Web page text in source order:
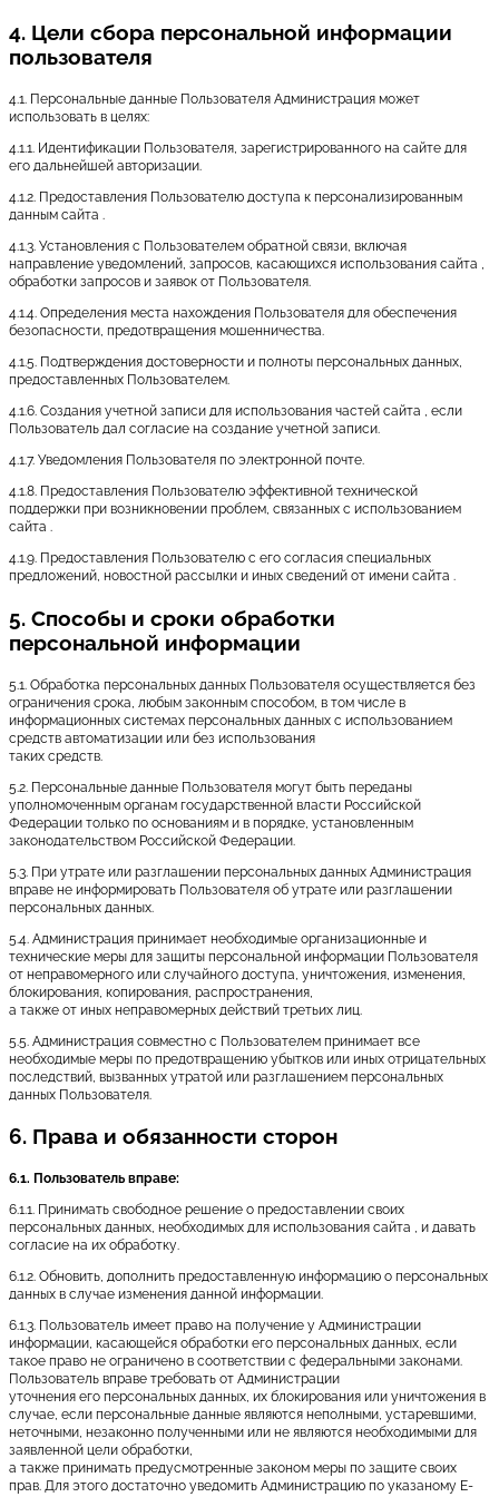
4. Цели сбора персональной информации
пользователя
4.1. Персональные данные Пользователя Администрация может
использовать в целях:
4.1.1. Идентификации Пользователя, зарегистрированного на сайте для
его дальнейшей авторизации.
4.1.2. Предоставления Пользователю доступа к персонализированным
данным сайта .
4.1.3. Установления с Пользователем обратной связи, включая
направление уведомлений, запросов, касающихся использования сайта ,
обработки запросов и заявок от Пользователя.
4.1.4. Определения места нахождения Пользователя для обеспечения
безопасности, предотвращения мошенничества.
4.1.5. Подтверждения достоверности и полноты персональных данных,
предоставленных Пользователем.
4.1.6. Создания учетной записи для использования частей сайта , если
Пользователь дал согласие на создание учетной записи.
4.1.7. Уведомления Пользователя по электронной почте.
4.1.8. Предоставления Пользователю эффективной технической
поддержки при возникновении проблем, связанных с использованием
сайта .
4.1.9. Предоставления Пользователю с его согласия специальных
предложений, новостной рассылки и иных сведений от имени сайта .
5. Способы и сроки обработки
персональной информации
5.1. Обработка персональных данных Пользователя осуществляется без
ограничения срока, любым законным способом, в том числе в
информационных системах персональных данных с использованием
средств автоматизации или без использования
таких средств.
5.2. Персональные данные Пользователя могут быть переданы
уполномоченным органам государственной власти Российской
Федерации только по основаниям и в порядке, установленным
законодательством Российской Федерации.
5.3. При утрате или разглашении персональных данных Администрация
вправе не информировать Пользователя об утрате или разглашении
персональных данных.
5.4. Администрация принимает необходимые организационные и
технические меры для защиты персональной информации Пользователя
от неправомерного или случайного доступа, уничтожения, изменения,
блокирования, копирования, распространения,
а также от иных неправомерных действий третьих лиц.
5.5. Администрация совместно с Пользователем принимает все
необходимые меры по предотвращению убытков или иных отрицательных
последствий, вызванных утратой или разглашением персональных
данных Пользователя.
6. Права и обязанности сторон
6.1. Пользователь вправе:
6.1.1. Принимать свободное решение о предоставлении своих
персональных данных, необходимых для использования сайта , и давать
согласие на их обработку.
6.1.2. Обновить, дополнить предоставленную информацию о персональных
данных в случае изменения данной информации.
6.1.3. Пользователь имеет право на получение у Администрации
информации, касающейся обработки его персональных данных, если
такое право не ограничено в соответствии с федеральными законами.
Пользователь вправе требовать от Администрации
уточнения его персональных данных, их блокирования или уничтожения в
случае, если персональные данные являются неполными, устаревшими,
неточными, незаконно полученными или не являются необходимыми для
заявленной цели обработки,
а также принимать предусмотренные законом меры по защите своих
прав. Для этого достаточно уведомить Администрацию по указаному E-